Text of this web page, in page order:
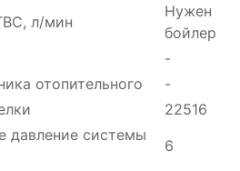
л/мин
Нужен
бойлер
-
отопительного
-
22516
давление системы
6